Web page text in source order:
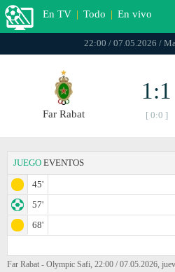
En TV | Todo | En vivo
22:00 / 07.05.2026 /
Far Rabat
1:1
[ 0:0 ]
JUEGO EVENTOS
45'
57'
68'
Far Rabat - Olympic Safi, 22:00 / 07.05.2026,